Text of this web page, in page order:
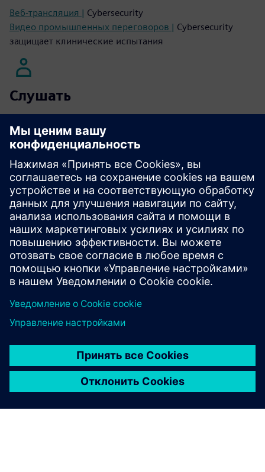
Веб-трансляция | Cybersecurity
Видео промышленных переговоров | Cybersecurity
защищает клинические испытания
Слушать
Интернета вещей
Читайте
Белая книга |Cybersecurity информационный
документдля промышленности | Повысьте
кибербезопасность с помощью интуитивно понятного
облачного программного обеспечения
Контрольный список кибербезопасности для станков
с ЧПУ